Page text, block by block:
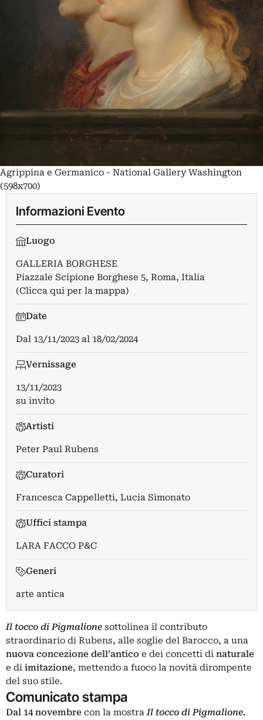
Agrippina e Germanico - National Gallery Washington
(598x700)
Informazioni Evento
Luogo
GALLERIA BORGHESE
Piazzale Scipione Borghese 5, Roma, Italia
(Clicca qui per la mappa)
Date
Dal 13/11/2023 al 18/02/2024
Vernissage
13/11/2023
su invito
Artisti
Peter Paul Rubens
Curatori
Francesca Cappelletti, Lucia Simonato
Uffici stampa
LARA FACCO P&C
Generi
arte antica
Il tocco di Pigmalione sottolinea il contributo
straordinario di Rubens, alle soglie del Barocco, a una
nuova concezione dell’antico e dei concetti di naturale
e di imitazione, mettendo a fuoco la novità dirompente
del suo stile.
Comunicato stampa
Dal 14 novembre con la mostraIl tocco di Pigmalione.